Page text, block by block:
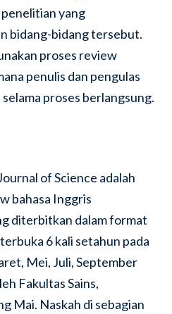
yang
bidang-bidang tersebut.
proses review
penulis dan pengulas
proses berlangsung.
of Science adalah
bahasa Inggris
diterbitkan dalam format
6 kali setahun pada
Mei, Juli, September
Fakultas Sains,
Mai. Naskah di sebagian